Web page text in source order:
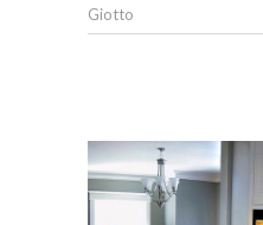
Giotto